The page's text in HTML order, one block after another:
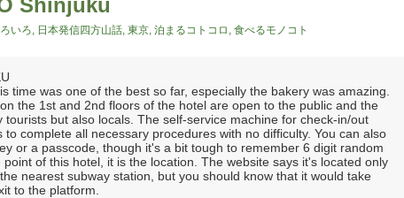
Shinjuku
いろ, 日本発信四方山話, 東京, 泊まるコトコロ , 食べるモノコト
time was one of the best so far, especially the bakery was amazing.
the 1st and 2nd floors of the hotel are open to the public and the
but also locals. The self-service machine for check-in/out
complete all necessary procedures with no difficulty. You can also
or a passcode, though it's a bit tough to remember 6 digit random
of this hotel, it is the location. The website says it's located only
nearest subway station, but you should know that it would take
to the platform.